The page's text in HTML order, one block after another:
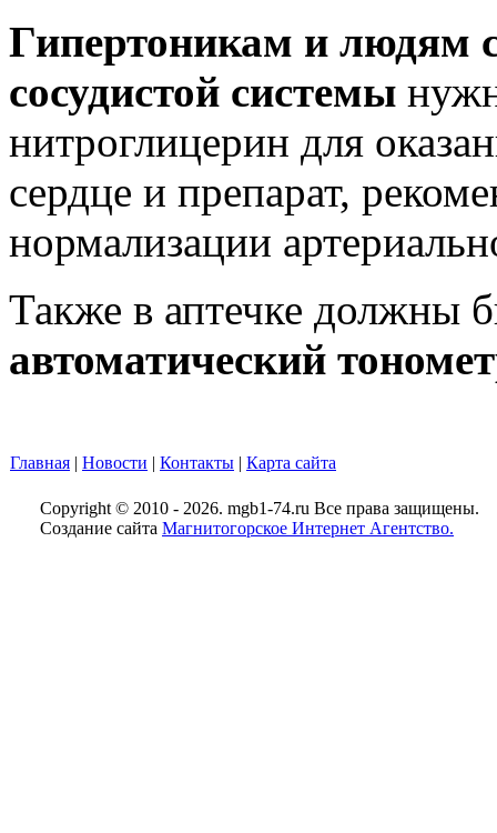
Гипертоникам и людям
сосудистой системы
нитроглицерин для
сердце и препарат,
нормализации
Также в аптечке должны
автоматический
Главная | Новости | Контакты | Карта сайта
Copyright © 2010 - 2026. mgb1-74.ru Все права защищены.
Создание сайта Магнитогорское Интернет Агентство.